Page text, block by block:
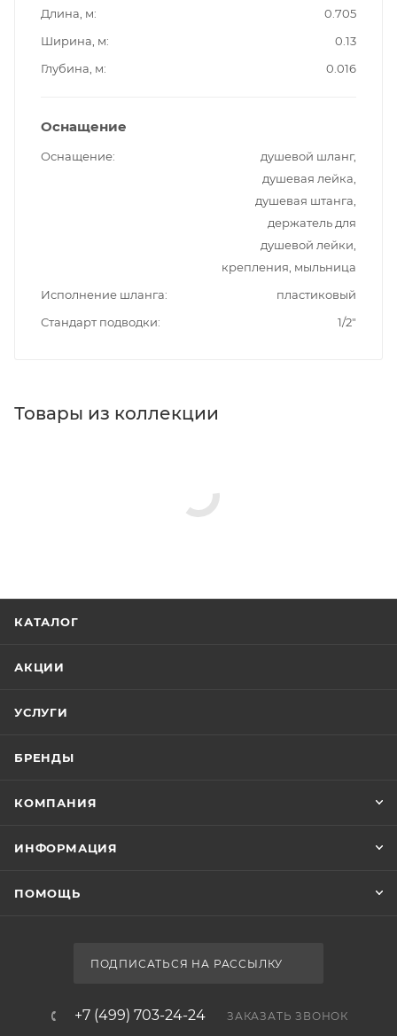
Длина, м
0.705
Ширина, м
0.13
Глубина, м
0.016
Оснащение
Оснащение
душевой шланг,
душевая лейка,
душевая штанга,
держатель для
душевой лейки,
крепления, мыльница
Исполнение шланга
пластиковый
Стандарт подводки
1/2"
Товары из коллекции
КАТАЛОГ
АКЦИИ
УСЛУГИ
БРЕНДЫ
КОМПАНИЯ
ИНФОРМАЦИЯ
ПОМОЩЬ
ПОДПИСАТЬСЯ НА РАССЫЛКУ
+7 (499) 703-24-24 ЗАКАЗАТЬ ЗВОНОК